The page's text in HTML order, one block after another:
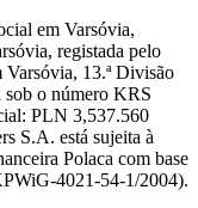
em Varsóvia,
registada pelo
13.ª Divisão
o número KRS
PLN 3,537.560
S.A. está sujeita à
Polaca com base
4021-54-1/2004).